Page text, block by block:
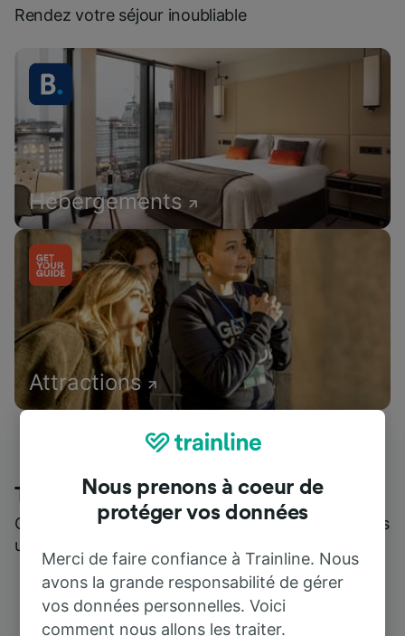
Rendez votre séjour inoubliable
Hébergements
Attractions
Trainline : l'avis de nos clients
Qui mieux pour parler de nous, que ceux qui nous
utilisent ?
Nous prenons à coeur de
protéger vos données
Merci de faire confiance à Trainline. Nous
avons la grande responsabilité de gérer
vos données personnelles. Voici
comment nous allons les traiter.